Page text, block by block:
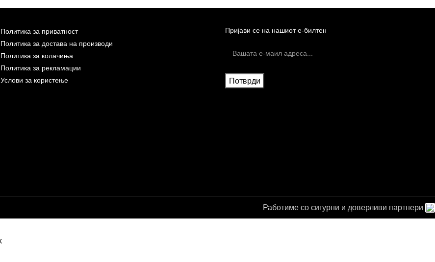
Политика за приватност
Политика за достава на производи
Политика за колачиња
Политика за рекламации
Услови за користење
Пријави се на нашиот е-билтен
Работиме со сигурни и доверливи партнери